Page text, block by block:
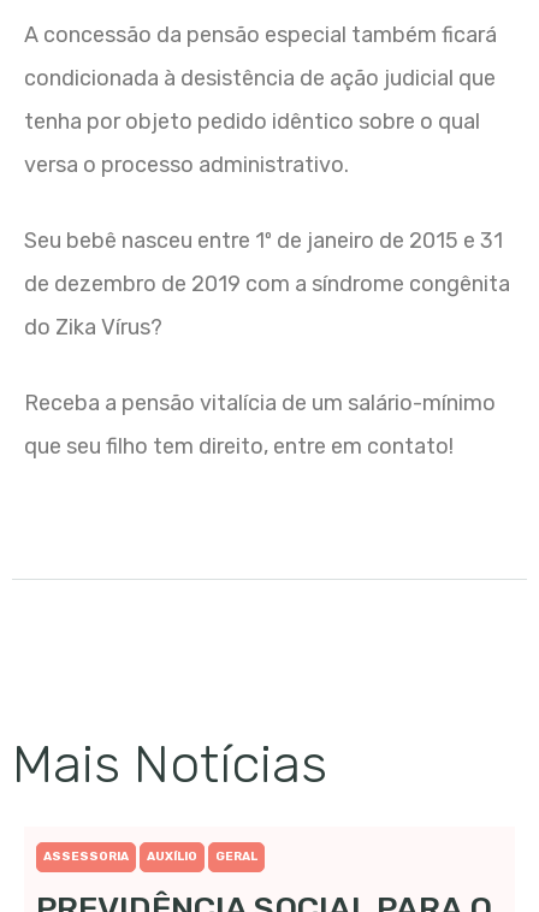
A concessão da pensão especial também ficar
condicionada à desistência de ação judicial que
tenha por objeto pedido idêntico sobre o qual
versa o processo administrativo.
Seu bebê nasceu entre 1º de janeiro de 2015 e 31
de dezembro de 2019 com a síndrome congênita
do Zika Vírus?
Receba a pensão vitalícia de um salário-mínimo
que seu filho tem direito, entre em contato!
Mais Notícias
ASSESSORIA AUXÍLIO GERAL